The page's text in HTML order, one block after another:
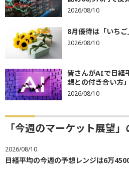
2026/08/10
8月優待は「いち
2026/08/10
皆さんがAIで日経
想との付き合い方」
2026/08/10
「今週のマーケット展望
2026/08/10
日経平均の今週の予想レンジは6万